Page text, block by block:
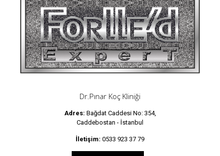
Dr.Pınar Koç Kliniği
Adres: Bağdat Caddesi No: 354,
Caddebostan - İstanbul
İletişim: 0533 923 37 79